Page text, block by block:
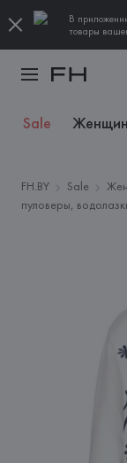
В
товары
Sale
FH.BY Sale
пуловеры,